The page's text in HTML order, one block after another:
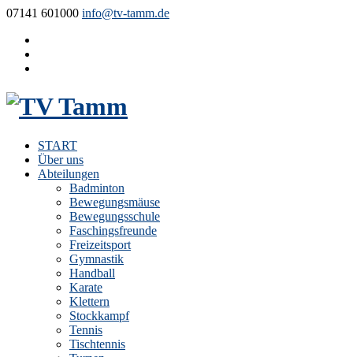
07141 601000 info@tv-tamm.de
START
Über uns
Abteilungen
Badminton
Bewegungsmäuse
Bewegungsschule
Faschingsfreunde
Freizeitsport
Gymnastik
Handball
Karate
Klettern
Stockkampf
Tennis
Tischtennis